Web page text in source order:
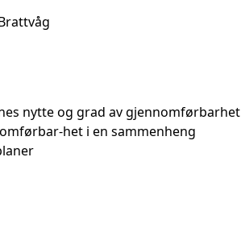
nytte og grad av gjennomførbarhet
het i en sammenheng